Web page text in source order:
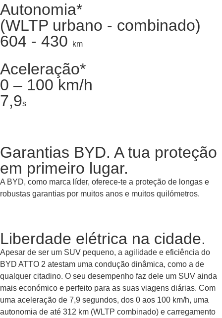
Autonomia*
(WLTP urbano - combinado)
604 - 430
km
Aceleração*
0 – 100 km/h
7,9s
Garantias BYD. A tua proteção
em primeiro lugar.
A BYD, como marca líder, oferece-te a proteção de longas e
robustas garantias por muitos anos e muitos quilómetros.
Liberdade elétrica na cidade.
Apesar de ser um SUV pequeno, a agilidade e eficiência do
BYD ATTO 2 atestam uma condução dinâmica, como a de
qualquer citadino. O seu desempenho faz dele um SUV ainda
mais económico e perfeito para as suas viagens diárias. Com
uma aceleração de 7,9 segundos, dos 0 aos 100 km/h, uma
autonomia de até 312 km (WLTP combinado) e carregamento